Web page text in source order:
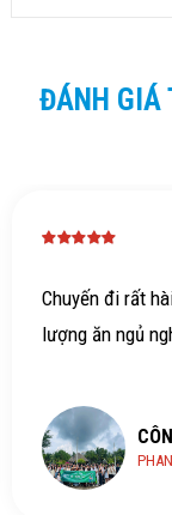
ĐÁNH GIÁ
Chuyến đi rất
lượng ăn ngủ